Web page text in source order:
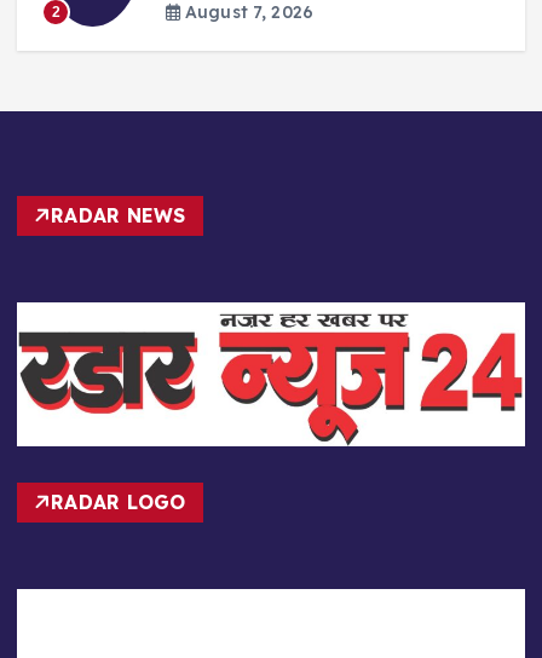
RADAR NEWS
RADAR LOGO